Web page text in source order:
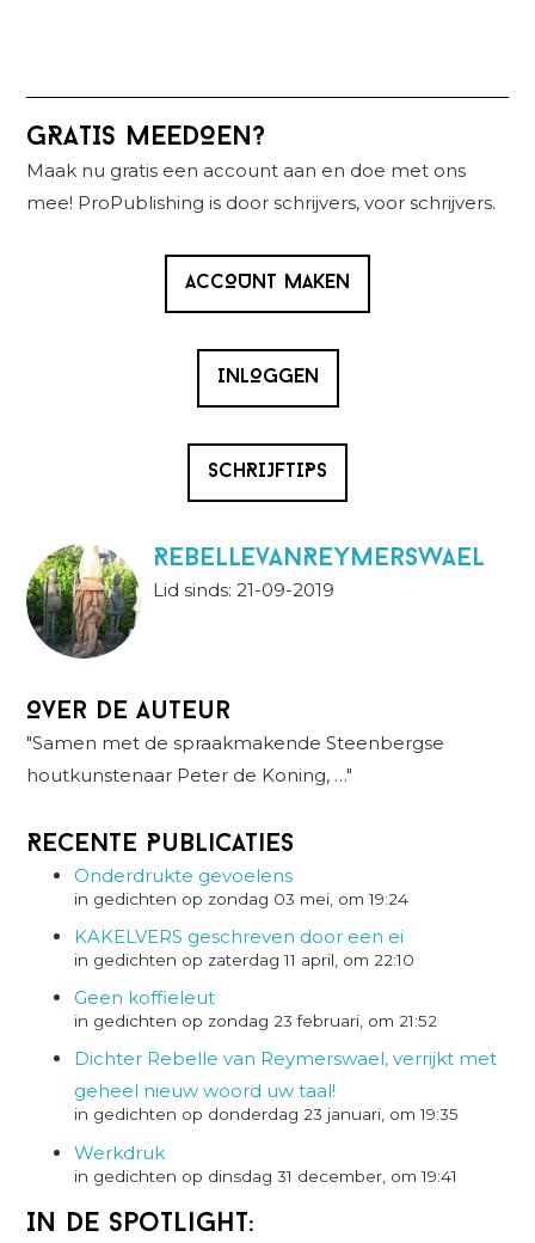
Primaire
Sidebar
GRATIS MEEDOEN?
Maak nu gratis een account aan en doe met ons
mee! ProPublishing is door schrijvers, voor schrijvers.
ACCOUNT MAKEN
INLOGGEN
SCHRIJFTIPS
RebellevanReymerswael
Lid sinds: 21-09-2019
Over de auteur
"Samen met de spraakmakende Steenbergse
houtkunstenaar Peter de Koning, …"
Recente Publicaties
Onderdrukte gevoelens
in gedichten op zondag 03 mei, om 19:24
KAKELVERS geschreven door een ei
in gedichten op zaterdag 11 april, om 22:10
Geen koffieleut
in gedichten op zondag 23 februari, om 21:52
Dichter Rebelle van Reymerswael, verrijkt met
geheel nieuw woord uw taal!
in gedichten op donderdag 23 januari, om 19:35
Werkdruk
in gedichten op dinsdag 31 december, om 19:41
In de spotlight: